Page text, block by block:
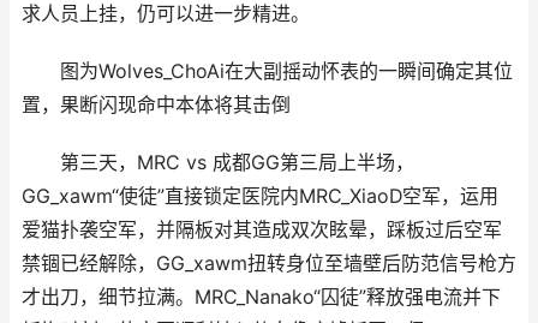
求人员上挂，仍可以进一步精进。
图为Wolves_ChoAi在大副摇动怀表的一瞬间确定其位
置，果断闪现命中本体将其击倒
第三天，MRC vs 成都GG第三局上半场，
GG_xawm“使徒”直接锁定医院内MRC_XiaoD空军，运用
爱猫扑袭空军，并隔板对其造成双次眩晕，踩板过后空军
禁锢已经解除，GG_xawm扭转身位至墙壁后防范信号枪方
才出刀，细节拉满。MRC_Nanako“囚徒”释放强电流并下